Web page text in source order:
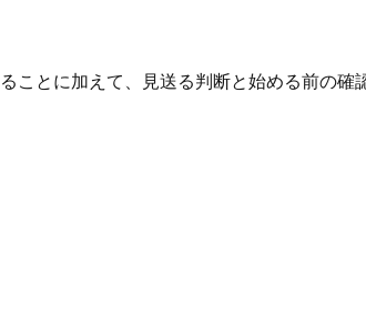
ことに加えて、見送る判断と始める前の確